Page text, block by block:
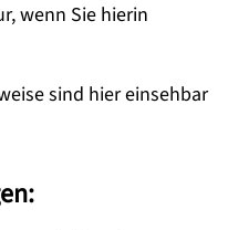
wenn Sie hierin
sind hier einsehbar